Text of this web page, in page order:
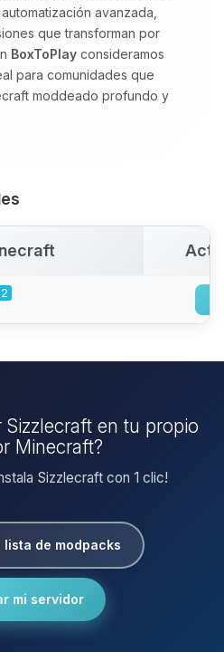
avanzada,
que transforman por
BoxToPlay consideramos
para comunidades que
moddeado profundo y
Sizzlecraft en tu propio
Minecraft?
Sizzlecraft con 1 clic!
lista de modpacks
mi servidor